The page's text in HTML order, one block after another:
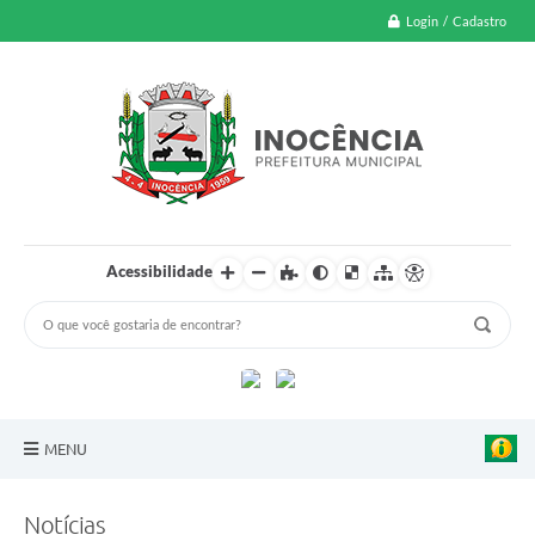
Login / Cadastro
Acessibilidade
MENU
Notícias